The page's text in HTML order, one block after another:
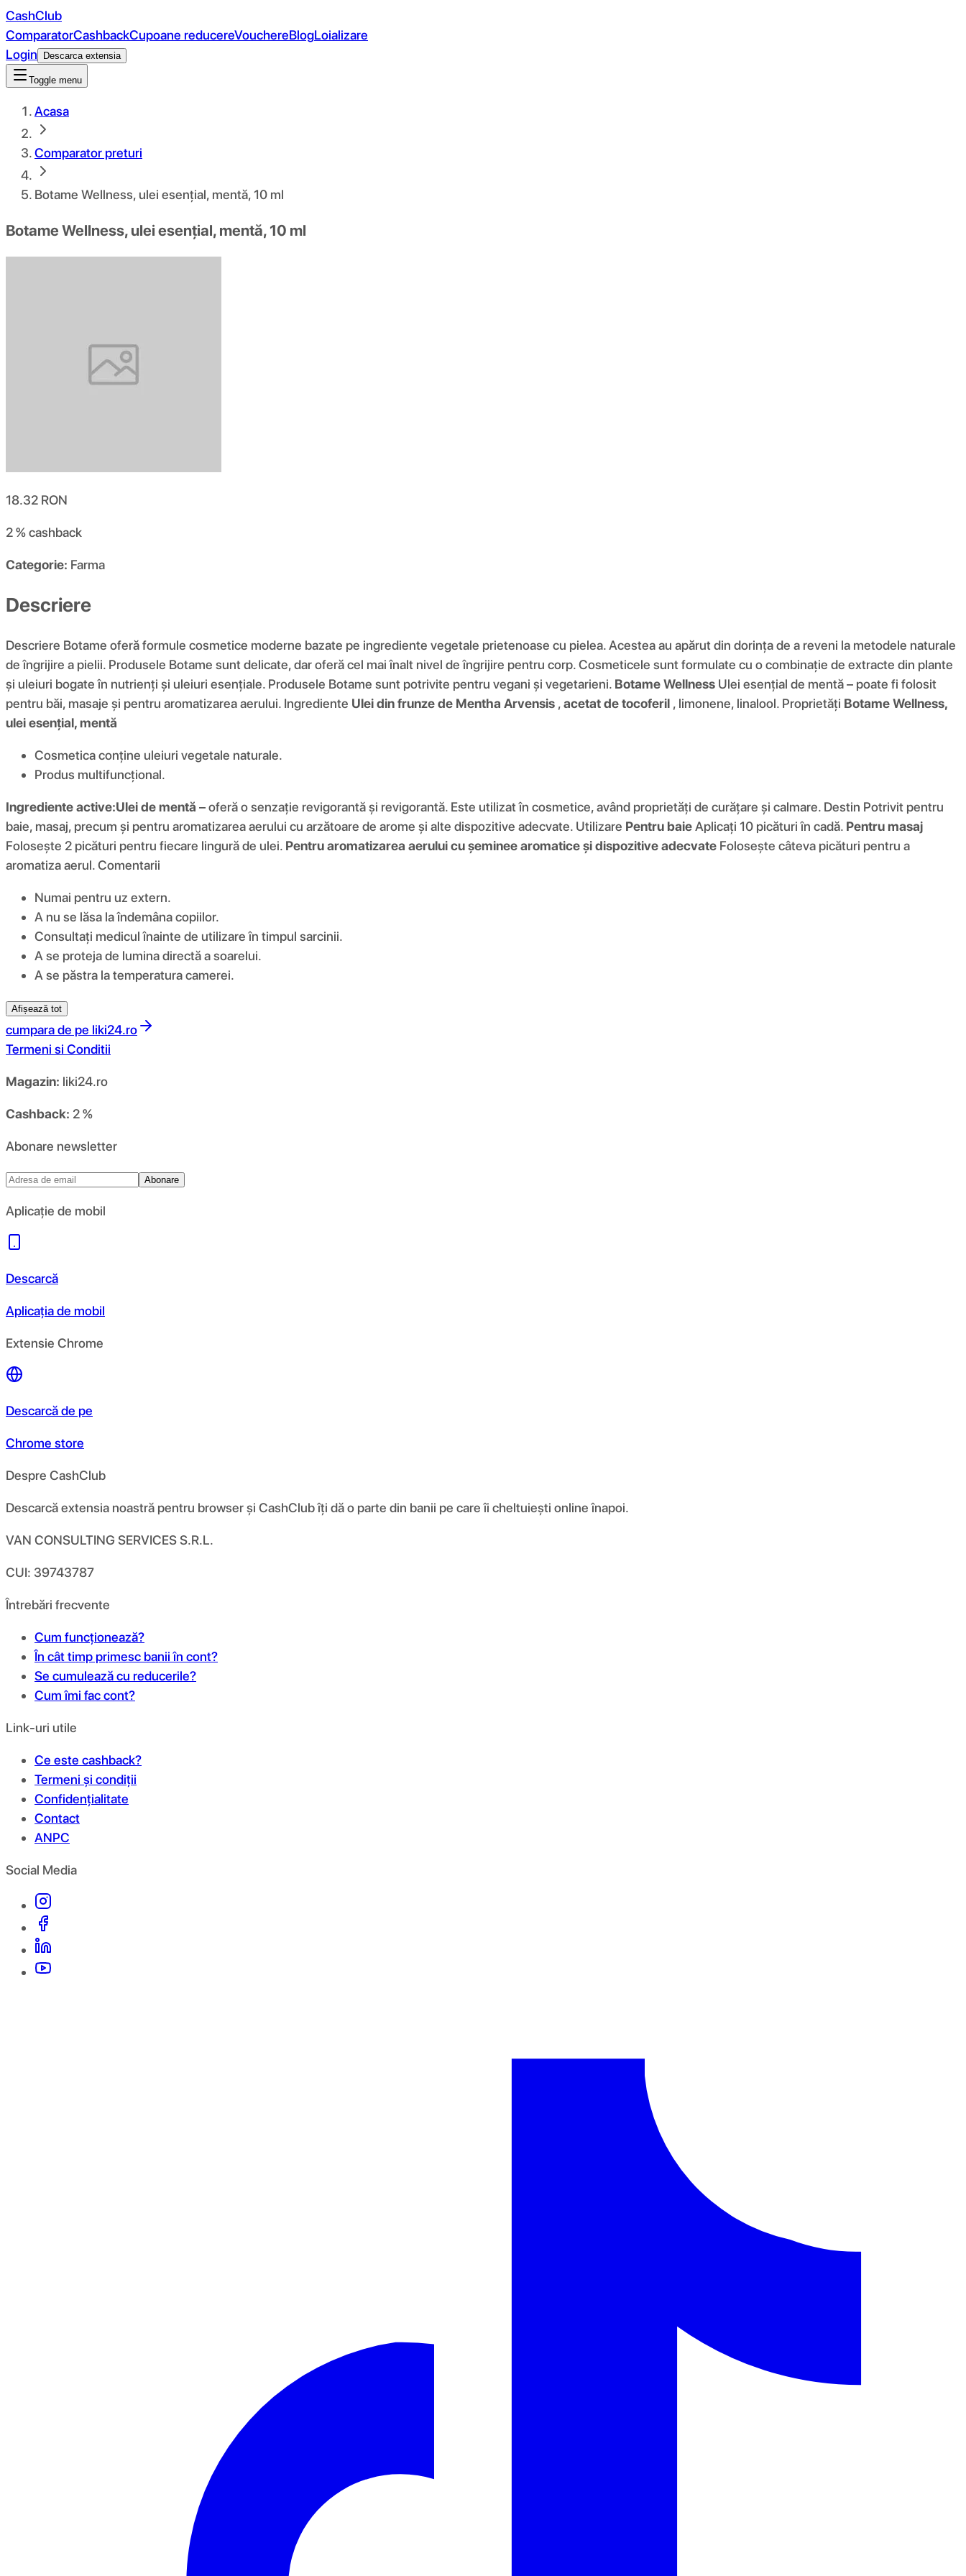
CashClub
ComparatorCashbackCupoane reducereVouchereBlogLoializare
Login
Descarca extensia
Toggle menu
Acasa
Comparator preturi
Botame Wellness, ulei esențial, mentă, 10 ml
Botame Wellness, ulei esențial, mentă, 10 ml
18.32 RON
2 %cashback
Categorie: Farma
Descriere
Descriere Botame oferă formule cosmetice moderne bazate pe ingrediente vegetale prietenoase cu pielea. Acestea au apărut din dorința de a reveni la metodele naturale
de îngrijire a pielii. Produsele Botame sunt delicate, dar oferă cel mai înalt nivel de îngrijire pentru corp. Cosmeticele sunt formulate cu o combinație de extracte din plante
și uleiuri bogate în nutrienți și uleiuri esențiale. Produsele Botame sunt potrivite pentru vegani și vegetarieni. Botame Wellness Ulei esențial de mentă – poate fi folosit
pentru băi, masaje și pentru aromatizarea aerului. Ingrediente Ulei din frunze de Mentha Arvensis ,acetat de tocoferil , limonene, linalool. Proprietăți Botame Wellness,
ulei esențial, mentă
Cosmetica conține uleiuri vegetale naturale.
Produs multifuncțional.
Ingrediente active:Ulei de mentă – oferă o senzație revigorantă și revigorantă. Este utilizat în cosmetice, având proprietăți de curățare și calmare. Destin Potrivit pentru
baie, masaj, precum și pentru aromatizarea aerului cu arzătoare de arome și alte dispozitive adecvate. Utilizare Pentru baieAplicați 10 picături în cadă. Pentru masaj
Folosește 2 picături pentru fiecare lingură de ulei. Pentru aromatizarea aerului cu șeminee aromatice și dispozitive adecvate Folosește câteva picături pentru a
aromatiza aerul. Comentarii
Numai pentru uz extern.
A nu se lăsa la îndemâna copiilor.
Consultați medicul înainte de utilizare în timpul sarcinii.
A se proteja de lumina directă a soarelui.
A se păstra la temperatura camerei.
Afișează tot
cumpara de pe liki24.ro
Termeni si Conditii
Magazin: liki24.ro
Cashback: 2 %
Abonare newsletter
Abonare
Aplicație de mobil
Descarcă
Aplicația de mobil
Extensie Chrome
Descarcă de pe
Chrome store
Despre CashClub
Descarcă extensia noastră pentru browser și CashClub îți dă o parte din banii pe care îi cheltuiești online înapoi.
VAN CONSULTING SERVICES S.R.L.
CUI: 39743787
Întrebări frecvente
Cum funcționează?
În cât timp primesc banii în cont?
Se cumulează cu reducerile?
Cum îmi fac cont?
Link-uri utile
Ce este cashback?
Termeni și condiții
Confidențialitate
Contact
ANPC
Social Media